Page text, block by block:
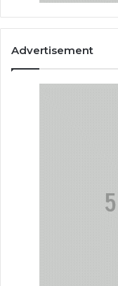
Advertisement